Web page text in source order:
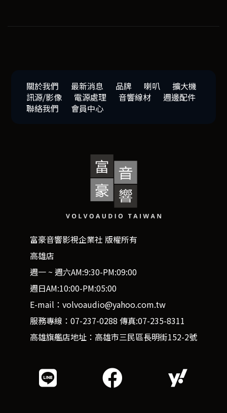
關於我們 最新消息 品牌 喇叭
擴大機
訊源/影像
電源處理 音響線材
週邊配件
聯絡我們
會員中心
富豪音響影視企業社 版權所有
高雄店
週一 ~ 週六AM:9:30-PM:09:00
週日AM:10:00-PM:05:00
E-mail：volvoaudio@yahoo.com.tw
服務專線：07-237-0288 傳真:07-235-8311
高雄旗艦店地址：高雄市三民區長明街152-2號